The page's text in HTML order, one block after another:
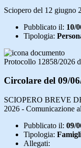
Sciopero del 12 giugno
Pubblicato il: 10/
Tipologia:
Protocollo 12858/2026
Circolare del 09/
SCIOPERO BREVE
2026 - Comunicazione
Pubblicato il: 09/
Tipologia:
Allegati: